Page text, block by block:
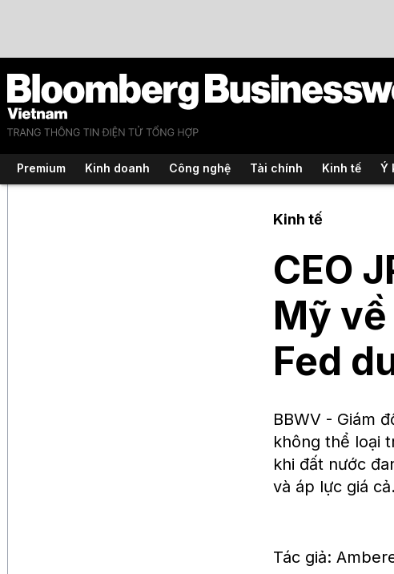
Premium Kinh doanh Công nghệ Tài chính Kinh tế Ý
Kinh tế
CEO
Mỹ
Fed
BBWV - Giám
không thể loại
khi đất nước
và áp lực giá cả.
Tác giả: